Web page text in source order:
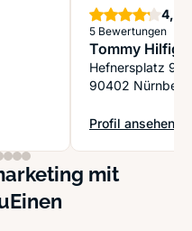
SEIBOLD
4,2
5 Bewertungen
Tommy
Hefnersplatz 9
90402 Nürnberg
Profil ansehen
: Tommy Hilfiger
mit